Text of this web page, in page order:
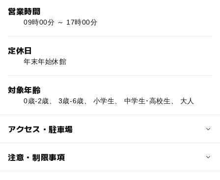
営業時間
09時00分 ～ 17時00分
定休日
年末年始休館
対象年齢
0歳-2歳、 3歳-6歳、 小学生、 中学生･高校生、 大人
アクセス・駐車場
交通アクセス
注意・制限事項